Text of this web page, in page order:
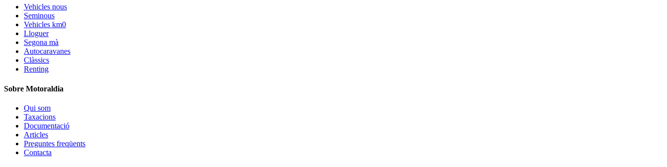
Vehicles nous
Seminous
Vehicles km0
Lloguer
Segona mà
Autocaravanes
Clàssics
Renting
Sobre Motoraldia
Qui som
Taxacions
Documentació
Articles
Preguntes freqüents
Contacta